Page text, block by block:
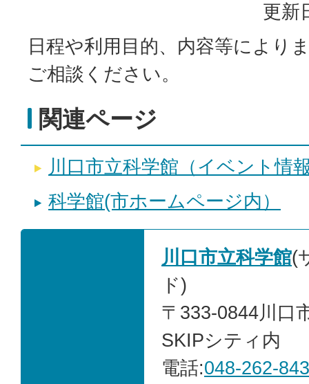
更新
日程や利用目的、内容等により
ご相談ください。
関連ページ
川口市立科学館（イベント情
科学館(市ホームページ内）
川口市立科学館(
ド)
〒333-0844川口
SKIPシティ内
電話:048-262-